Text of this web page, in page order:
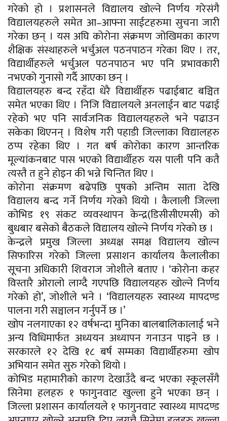
गरेको हो । प्रशासनले विद्यालय खोल्ने निर्णय गरेसंगै
विद्यालयहरुले समेत आ–आफ्ना साईटहरुमा सुचना जारी
गरेका छन् । यस अघि कोरोना संक्रमण जोखिमका कारण
शैक्षिक संस्थाहरुले भर्चुअल पठनपाठन गरेका थिए । तर,
विद्यार्थीहरुले भर्चुअल पठनपाठन भए पनि प्रभावकारी
नभएको गुनासो गर्दै आएका छन् ।
विद्यालयहरु बन्द रहँदा धेरै विद्यार्थीहरु पढाईबाट बञ्चित
समेत भएका थिए । निजि विद्यालयले अनलाईन बाट पढाई
रहेको भए पनि सार्वजनिक विद्यालयहरुले भने पढाउन
सकेका थिएनन् । विशेष गरी पहाडी जिल्लाका विद्यालहरु
ठप्प रहेका थिए । गत बर्ष कोरोका कारण आन्तरिक
मूल्यांकनबाट पास भएको विद्यार्थीहरु यस पाली पनि कतै
त्यस्तै त हुने होइन की भन्ने चिन्तित थिए ।
कोरोना संक्रमण बढेपछि पुषको अन्तिम साता देखि
विद्यालय बन्द गर्ने निर्णय गरेको थियो । कैलाली जिल्ला
कोभिड १९ संकट व्यवस्थापन केन्द्र(डिसीसीएमसी) को
बुधबार बसेको बैठकले विद्यालय खोल्ने निर्णय गरेको छ ।
केन्द्रले प्रमुख जिल्ला अध्यक्ष समक्ष विद्यालय खोल्न
सिफारिस गरेको जिल्ला प्रसाशन कार्यालय कैलालीका
सूचना अधिकारी शिवराज जोशीले बताए । ‘कोरोना कहर
विस्तारै ओरालो लाग्दै गएपछि विद्यालयहरु खोल्ने निर्णय
गरेको हो’, जोशीले भने । ‘विद्यालयहरु स्वास्थ्य मापदण्ड
पालना गरी सञ्चालन गर्नुपर्ने छ ।’
खोप नलगाएका १२ वर्षभन्दा मुनिका बालबालिकालाई भने
अन्य विधिमार्फत अध्ययन अध्यापन गनाउन पाइने छ ।
सरकारले १२ देखि १८ बर्ष सम्मका विद्यार्थीहरुमा खोप
अभियान समेत सुरु गरेको थियो ।
कोभिड महामारीको कारण देखाउँदै बन्द भएका स्कूलसँगै
सिनेमा हलहरु १ फागुनवाट खुल्ला हुने भएका छन् ।
जिल्ला प्रशासन कार्यालयले १ फागुनवाट स्वास्थ्य मापदण्ड